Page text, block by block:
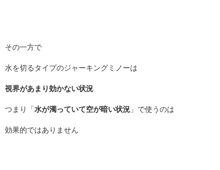
その一方で
水を切るタイプのジャーキングミノーは
視界があまり効かない状況
つまり「水が濁っていて空が暗い状況 」で使うのは
効果的ではありません